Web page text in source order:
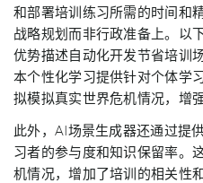
和部署培训练习所需的时间和
战略规划而非行政准备上。以
优势描述自动化开发节省培训
本个性化学习提供针对个体学
拟模拟真实世界危机情况，增
此外，AI场景生成器还通过提
习者的参与度和知识保留率。
机情况，增加了培训的相关性